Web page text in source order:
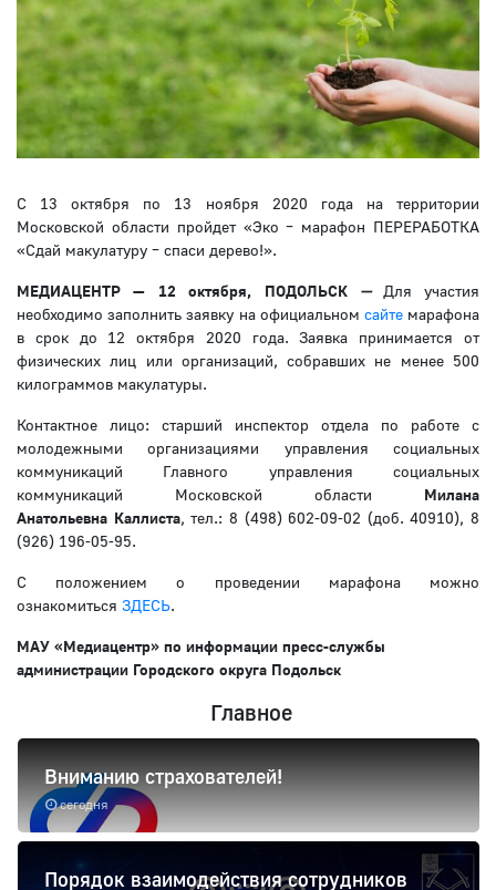
С 13 октября по 13 ноября 2020 года на территории
Московской области пройдет «Эко – марафон ПЕРЕРАБОТКА
«Сдай макулатуру – спаси дерево!».
МЕДИАЦЕНТР — 12 октября, ПОДОЛЬСК —
Для участия
необходимо заполнить заявку на официальном сайтемарафона
в срок до 12 октября 2020 года. Заявка принимается от
физических лиц или организаций, собравших не менее 500
килограммов макулатуры.
Контактное лицо: старший инспектор отдела по работе с
молодежными организациями управления социальных
коммуникаций Главного управления социальных
коммуникаций Московской области Милана
Анатольевна Каллиста, тел.: 8 (498) 602-09-02 (доб. 40910), 8
(926) 196-05-95.
С положением о проведении марафона можно
ознакомиться ЗДЕСЬ.
МАУ «Медиацентр» по информации пресс-службы
администрации Городского округа Подольск
Главное
сегодня
Вниманию страхователей!
Порядок взаимодействия сотрудников